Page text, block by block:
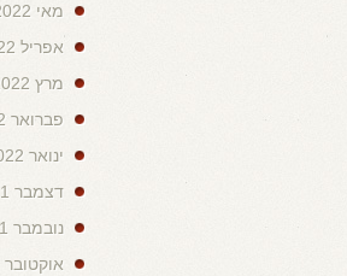
מאי 2022
אפריל 2022
מרץ 2022
פברואר 2022
ינואר 2022
דצמבר 2021
נובמבר 2021
אוקטובר 2021